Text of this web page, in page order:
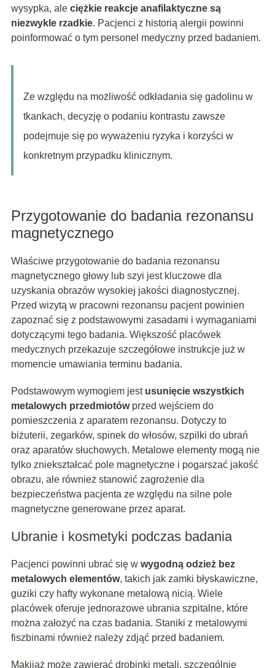
wysypka, ale ciężkie reakcje anafilaktyczne są
niezwykle rzadkie. Pacjenci z historią alergii powinni
poinformować o tym personel medyczny przed badaniem.
Ze względu na możliwość odkładania się gadolinu w
tkankach, decyzję o podaniu kontrastu zawsze
podejmuje się po wyważeniu ryzyka i korzyści w
konkretnym przypadku klinicznym.
Przygotowanie do badania rezonansu
magnetycznego
Właściwe przygotowanie do badania rezonansu
magnetycznego głowy lub szyi jest kluczowe dla
uzyskania obrazów wysokiej jakości diagnostycznej.
Przed wizytą w pracowni rezonansu pacjent powinien
zapoznać się z podstawowymi zasadami i wymaganiami
dotyczącymi tego badania. Większość placówek
medycznych przekazuje szczegółowe instrukcje już w
momencie umawiania terminu badania.
Podstawowym wymogiem jest usunięcie wszystkich
metalowych przedmiotówprzed wejściem do
pomieszczenia z aparatem rezonansu. Dotyczy to
biżuterii, zegarków, spinek do włosów, szpilki do ubrań
oraz aparatów słuchowych. Metalowe elementy mogą nie
tylko zniekształcać pole magnetyczne i pogarszać jakość
obrazu, ale również stanowić zagrożenie dla
bezpieczeństwa pacjenta ze względu na silne pole
magnetyczne generowane przez aparat.
Ubranie i kosmetyki podczas badania
Pacjenci powinni ubrać się w wygodną odzież bez
metalowych elementów, takich jak zamki błyskawiczne,
guziki czy hafty wykonane metalową nicią. Wiele
placówek oferuje jednorazowe ubrania szpitalne, które
można założyć na czas badania. Staniki z metalowymi
fiszbinami również należy zdjąć przed badaniem.
Makijaż może zawierać drobinki metali, szczególnie